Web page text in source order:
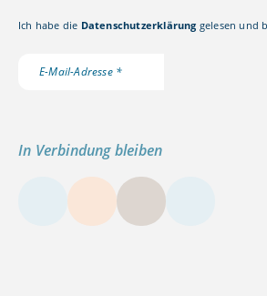
Ich habe die Datenschutzerklärung gelesen und
In Verbindung bleiben
LinkedIn
Instagram
YouTubeKontakt